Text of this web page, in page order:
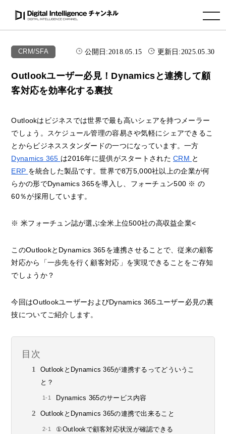
toggle navigation
CRM/SFA 公開日:2018.05.15 更新日:2025.05.30
Outlookユーザー必見！Dynamicsと連携して顧
客対応を効率化する裏技
Outlookはビジネスでは世界で最も高いシェアを持つメーラー
でしょう。スケジュール管理の容易さや気軽にシェアできるこ
とからビジネススタンダードの一つになっています。一方
Dynamics 365 は2016年に提供がスタートされたCRM と
ERP を統合した製品です。世界で8万5,000社以上の企業が何
らかの形でDynamics 365を導入し、フォーチュン500 ※ の
60％が採用しています。
※ 米フォーチュン誌が選ぶ全米上位500社の高収益企業<
このOutlookとDynamics 365を連携させることで、従来の顧客
対応から「一歩先を行く顧客対応」を実現できることをご存知
でしょうか？
今回はOutlookユーザーおよびDynamics 365ユーザー必見の裏
技についてご紹介します。
目次
OutlookとDynamics 365が連携するってどういうこ
と？
Dynamics 365のサービス内容
OutlookとDynamics 365の連携で出来ること
①Outlookで顧客対応状況が確認できる